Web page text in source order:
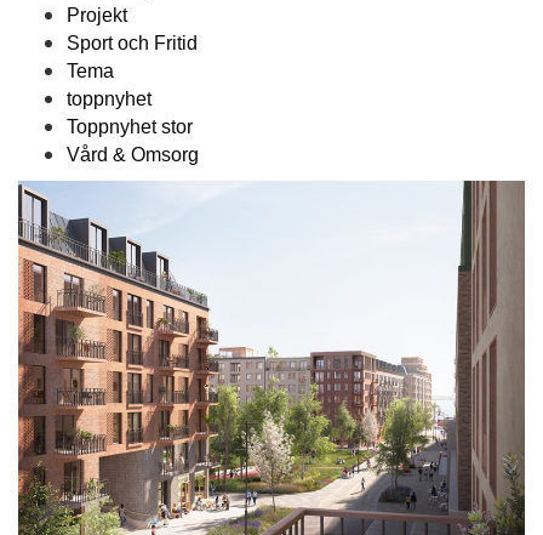
Projekt
Sport och Fritid
Tema
toppnyhet
Toppnyhet stor
Vård & Omsorg